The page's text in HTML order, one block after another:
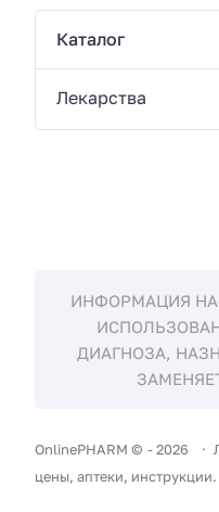
Каталог
Лекарства
ИНФОРМАЦИЯ НА
ДИАГНОЗА,
OnlinePHARM © -2026
цены, аптеки, инструкции.